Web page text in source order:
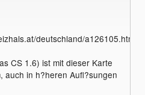
deutschland/a126105.html
CS 1.6) ist mit dieser Karte
auch in h?heren Aufl?sungen